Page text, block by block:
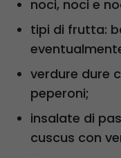
noci, noci e
tipi di frutta:
verdure dure
peperoni;
insalate di
cuscus con